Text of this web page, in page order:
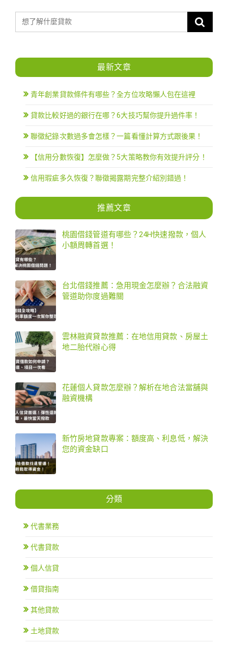
最新文章
青年創業貸款條件有哪些？全方位攻略懶人包在這裡
貸款比較好過的銀行在哪？6大技巧幫你提升過件率！
聯徵紀錄次數過多會怎樣？一篇看懂計算方式跟後果！
【信用分數恢復】怎麼做？5大策略教你有效提升評分！
信用瑕疵多久恢復？聯徵揭露期完整介紹別錯過！
推薦文章
桃園借錢管道有哪些？24H快速撥款，個人
小額周轉首選！
台北借錢推薦：急用現金怎麼辦？合法融資
管道助你度過難關
雲林融資貸款推薦：在地信用貸款、房屋土
地二胎代辦心得
花蓮個人貸款怎麼辦？解析在地合法當舖與
融資機構
新竹房地貸款專案：額度高、利息低，解決
您的資金缺口
分類
代書業務
代書貸款
個人信貸
借貸指南
其他貸款
土地貸款